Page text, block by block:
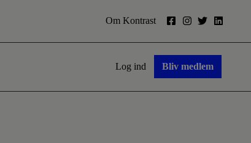
Om Kontrast
Log ind Bliv medlem